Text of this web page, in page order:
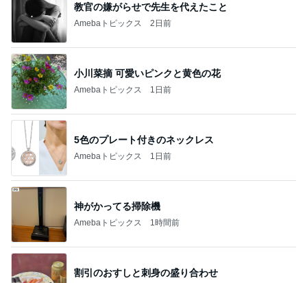
教官の嫌がらせで先生を代えたこと
Amebaトピックス 2日前
小川菜摘 可愛いピンクと黄色の花
Amebaトピックス 1日前
5色のプレート付きのネックレス
Amebaトピックス 1日前
神がかってる掃除機
Amebaトピックス 1時間前
割引のおすしと刺身の盛り合わせ